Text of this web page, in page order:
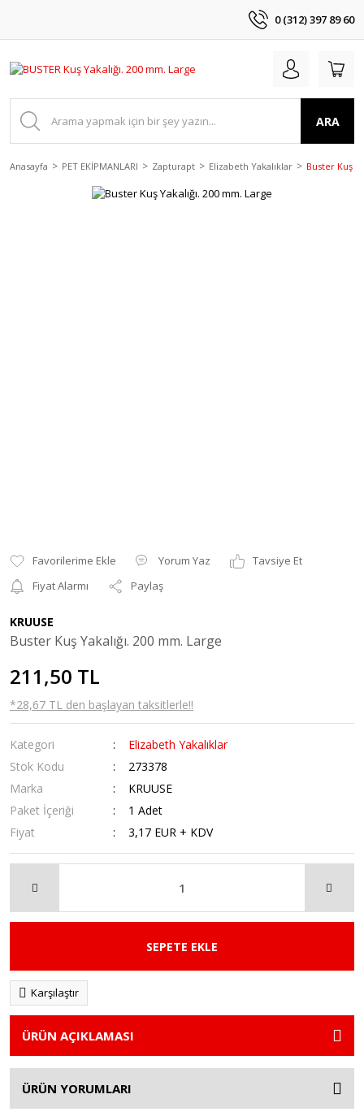
0 (312) 397 89 60
ARA
Anasayfa PET EKİPMANLARI Zapturapt Elizabeth Yakalıklar Buster Kuş
Yorum Yaz
Tavsiye Et
Fiyat Alarmı
Paylaş
KRUUSE
Buster Kuş Yakalığı. 200 mm. Large
211,50 TL
*28,67 TL den başlayan taksitlerle!!
Kategori
Elizabeth Yakalıklar
Stok Kodu
273378
Marka
KRUUSE
Paket İçeriği
1 Adet
Fiyat
3,17 EUR + KDV
SEPETE EKLE
Karşılaştır
ÜRÜN AÇIKLAMASI
ÜRÜN YORUMLARI